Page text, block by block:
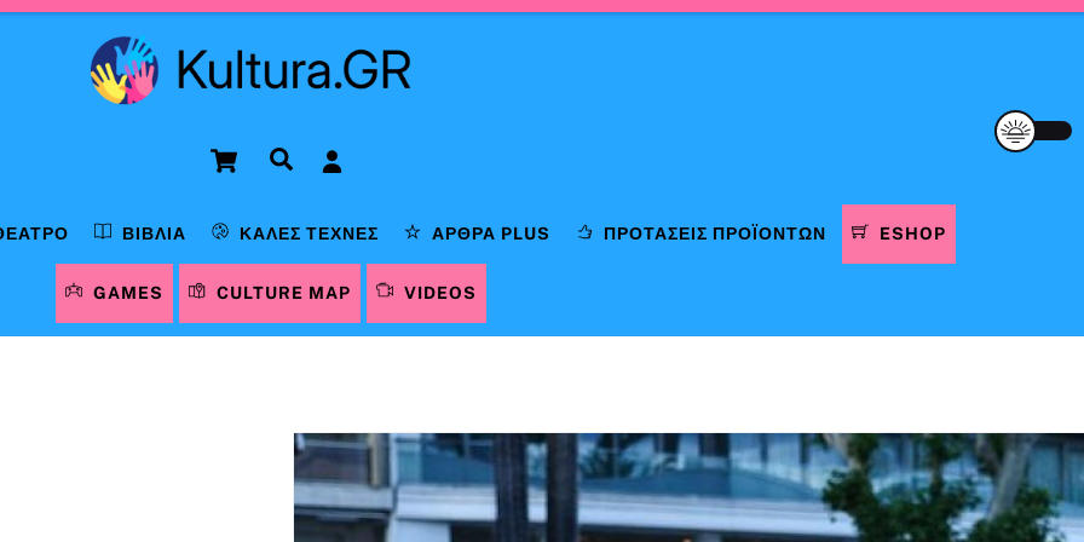
Cart Αναζήτηση
ΒΙΒΛΊΑ ΚΑΛΈΣ ΤΈΧΝΕΣ ΆΡΘΡΑ PLUS ΠΡΟΤΆΣΕΙΣ ΠΡΟΪΌΝΤΩΝ ESHOP
GAMES CULTURE MAP VIDEOS